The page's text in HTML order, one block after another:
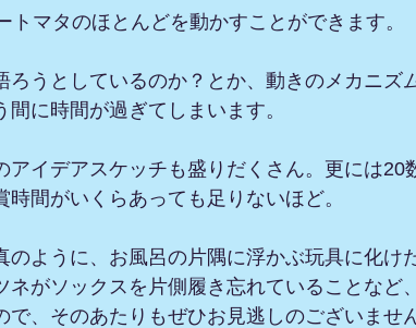
トマタのほとんどを動かすことができます。
ろうとしているのか？とか、動きのメカニズ
間に時間が過ぎてしまいます。
アイデアスケッチも盛りだくさん。更には20
時間がいくらあっても足りないほど。
のように、お風呂の片隅に浮かぶ玩具に化け
ネがソックスを片側履き忘れていることなど
で、そのあたりもぜひお見逃しのございませ